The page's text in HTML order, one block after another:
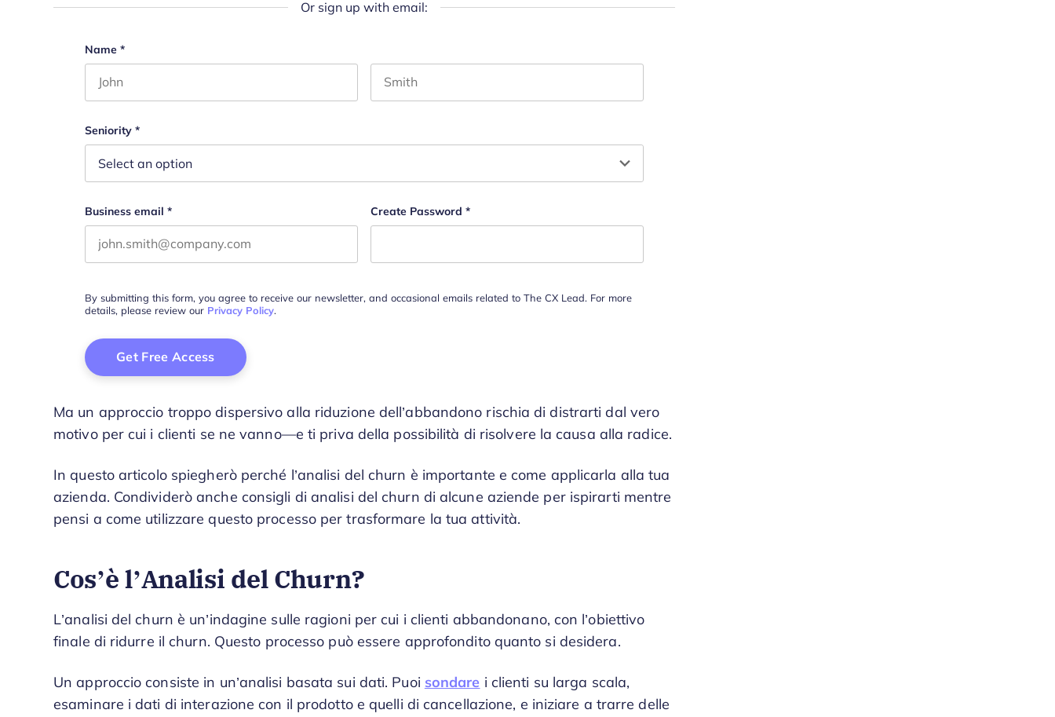
Or sign up with email:
X/Twitter
Name *
Seniority *
Business email * Create Password *
By submitting this form, you agree to receive our newsletter, and occasional emails related to The CX Lead. For more
details, please review our Privacy Policy.
Ma un approccio troppo dispersivo alla riduzione dell’abbandono rischia di distrarti dal vero
motivo per cui i clienti se ne vanno—e ti priva della possibilità di risolvere la causa alla radice.
In questo articolo spiegherò perché l’analisi del churn è importante e come applicarla alla tua
azienda. Condividerò anche consigli di analisi del churn di alcune aziende per ispirarti mentre
pensi a come utilizzare questo processo per trasformare la tua attività.
Cos’è l’Analisi del Churn?
L’analisi del churn è un’indagine sulle ragioni per cui i clienti abbandonano, con l’obiettivo
finale di ridurre il churn. Questo processo può essere approfondito quanto si desidera.
Un approccio consiste in un’analisi basata sui dati. Puoi sondare i clienti su larga scala,
esaminare i dati di interazione con il prodotto e quelli di cancellazione, e iniziare a trarre delle